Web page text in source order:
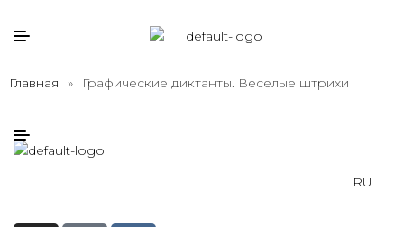
Главная » Графические диктанты. Веселые штрихи
RU